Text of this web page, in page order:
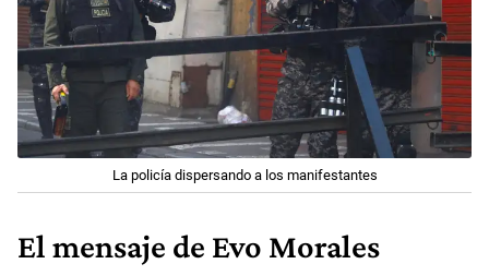
La policía dispersando a los manifestantes
El mensaje de Evo Morales